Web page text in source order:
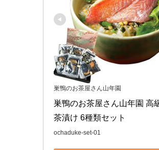
巣鴨のお茶屋さん山年園
巣鴨のお茶屋さん山年園 高
茶漬け 6種類セット
ochaduke-set-01